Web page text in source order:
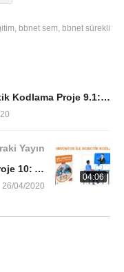
bbnet sem
bbnet sürekli
App Inventor ile Robotik Kodlama Proje 9.1: Arduino Led Yan Sön
04:06
Yayın
App Inventor ile Robotik Kodlama Proje 10: Arduino İle Sesli Komutlarla Ledleri Yakıp Söndürme
26/04/2020